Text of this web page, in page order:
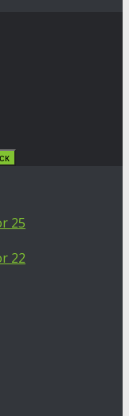
25
22